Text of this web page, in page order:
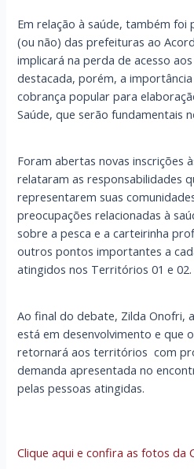
Em relação à saúde, também foi
(ou não) das prefeituras ao
implicará na perda de acesso
destacada, porém, a
cobrança popular para
Saúde, que serão fundamentais
Foram abertas novas inscrições
relataram as responsabilidades
representarem suas
preocupações relacionadas à
sobre a pesca e a carteirinha
outros pontos importantes a
atingidos nos Territórios 01 e 02.
Ao final do debate, Zilda Onofri,
está em desenvolvimento e que
retornará aos territórios com
demanda apresentada no
pelas pessoas atingidas.
Clique aqui e confira as fotos da